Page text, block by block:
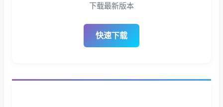
下载最新版本
快速下载